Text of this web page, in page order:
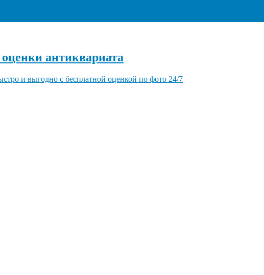
антиквариата
и выгодно с бесплатной оценкой по фото 24/7